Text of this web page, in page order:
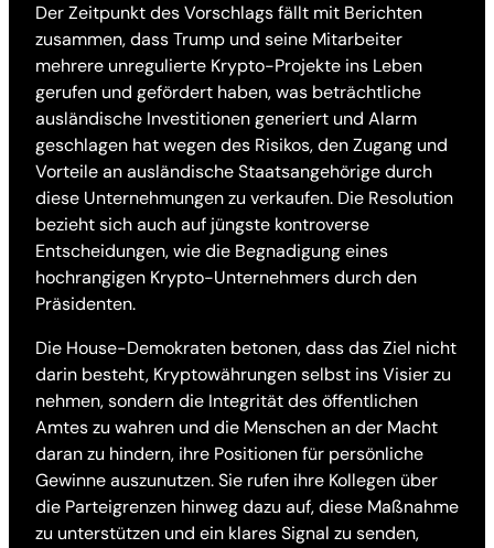
Der Zeitpunkt des Vorschlags fällt mit Berichten
zusammen, dass Trump und seine Mitarbeiter
mehrere unregulierte Krypto-Projekte ins Leben
gerufen und gefördert haben, was beträchtliche
ausländische Investitionen generiert und Alarm
geschlagen hat wegen des Risikos, den Zugang und
Vorteile an ausländische Staatsangehörige durch
diese Unternehmungen zu verkaufen. Die Resolution
bezieht sich auch auf jüngste kontroverse
Entscheidungen, wie die Begnadigung eines
hochrangigen Krypto-Unternehmers durch den
Präsidenten.
Die House-Demokraten betonen, dass das Ziel nicht
darin besteht, Kryptowährungen selbst ins Visier zu
nehmen, sondern die Integrität des öffentlichen
Amtes zu wahren und die Menschen an der Macht
daran zu hindern, ihre Positionen für persönliche
Gewinne auszunutzen. Sie rufen ihre Kollegen über
die Parteigrenzen hinweg dazu auf, diese Maßnahme
zu unterstützen und ein klares Signal zu senden,